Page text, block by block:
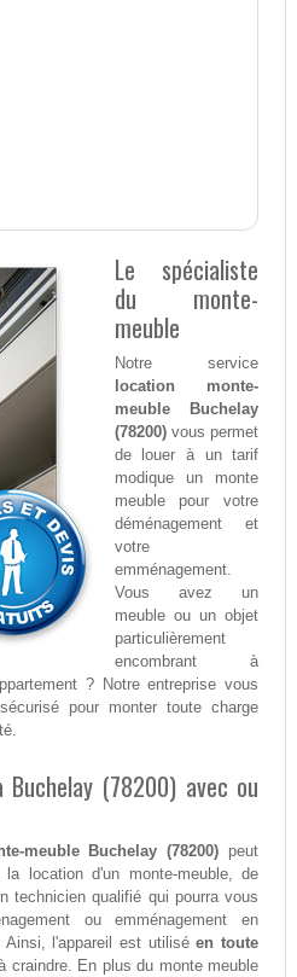
Le spécialiste
du monte-
meuble
Notre service
location monte-
meuble Buchelay
(78200)vous permet
de louer à un tarif
modique un monte
meuble pour votre
déménagement et
votre
emménagement.
Vous avez un
meuble ou un objet
particulièrement
encombrant à
? Notre entreprise vous
pour monter toute charge
(78200) avec ou
meuble Buchelay (78200) peut
location d'un monte-meuble, de
technicien qualifié qui pourra vous
ou emménagement en
Ainsi, l'appareil est utiliséen toute
craindre. En plus du monte meuble